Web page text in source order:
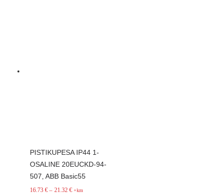
PISTIKUPESA IP44 1-
OSALINE 20EUCKD-94-
507, ABB Basic55
16.73€ – 21.32 € +km